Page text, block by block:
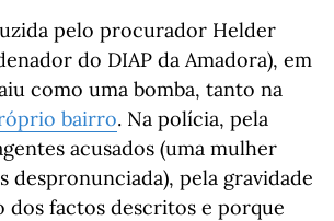
pelo procurador Helder
do DIAP da Amadora), em
como uma bomba, tanto na
bairro. Na polícia, pela
acusados (uma mulher
despronunciada), pela gravidade
dos factos descritos e porque